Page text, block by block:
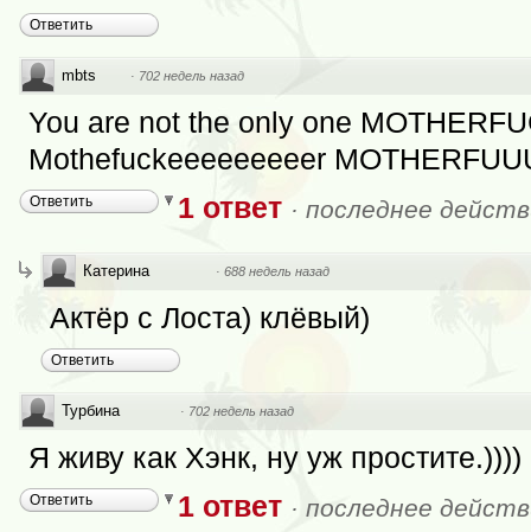
Ответить
mbts · 702 недель назад
You are not the only one
Mothefuckeeeeeeeeer
Ответить 1 ответ · последнее
Катерина · 688 недель назад
Актёр с Лоста) клёвый)
Ответить
Турбина · 702 недель назад
Я живу как Хэнк, ну уж простите.))))
Ответить 1 ответ · последнее